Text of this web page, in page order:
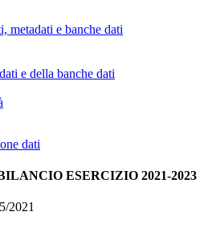
metadati e banche dati
e della banche dati
dati
ESERCIZIO 2021-2023
2021